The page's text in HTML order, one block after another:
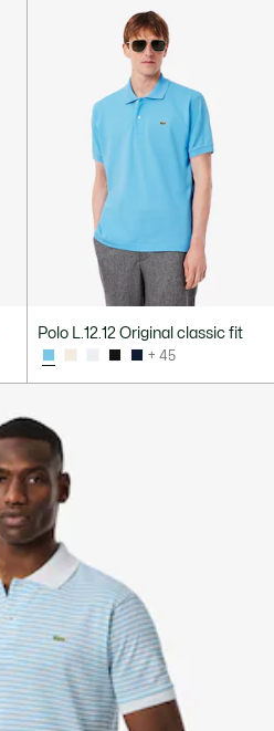
Polo L.12.12 Original classic fit
+ 45